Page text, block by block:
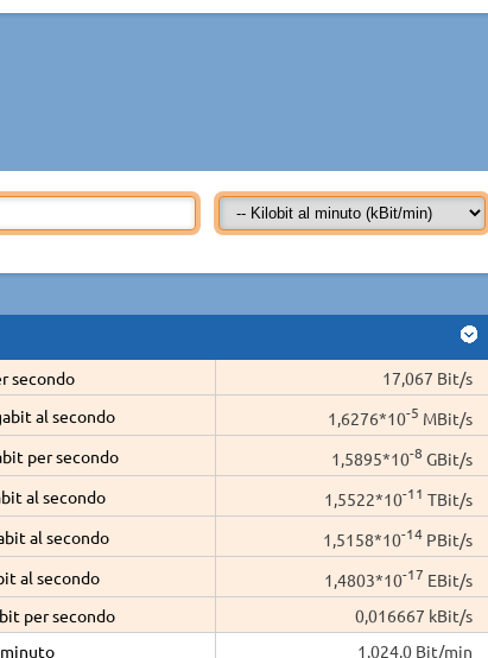
secondo
17,067 Bit/s
al secondo
1,6276*10-5 MBit/s
per secondo
1,5895*10-8 GBit/s
al secondo
1,5522*10-11 TBit/s
al secondo
1,5158*10-14 PBit/s
al secondo
1,4803*10-17 EBit/s
per secondo
0,016667 kBit/s
1.024,0 Bit/min